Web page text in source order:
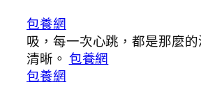
包養網
吸，每一次心跳，都是那麼
清晰。 包養網
包養網